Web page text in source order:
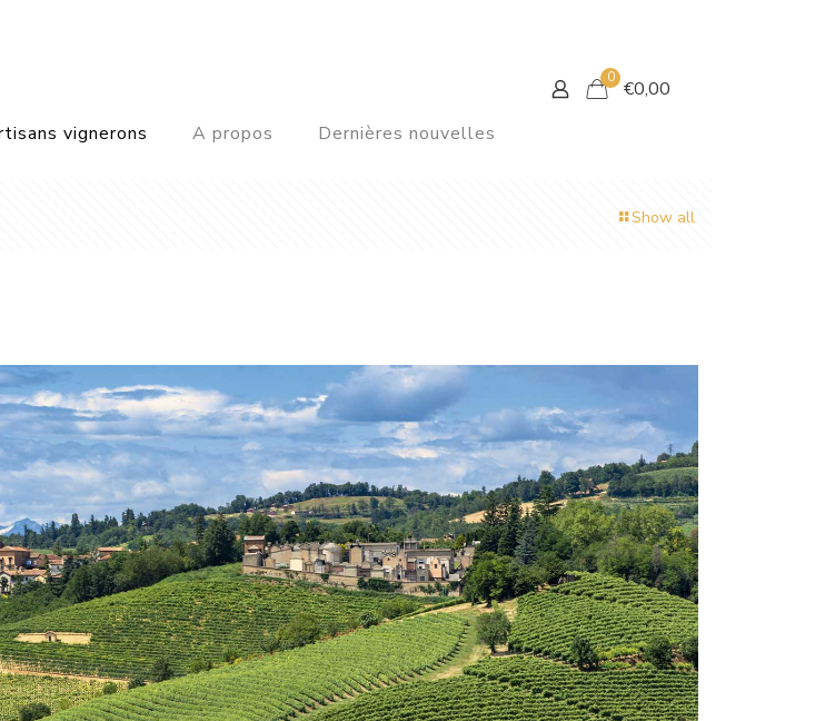
vignerons A propos Dernières nouvelles
0 €0,00
Show all
MONDALINO